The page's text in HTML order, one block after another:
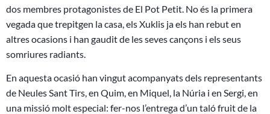
dos membres protagonistes de El Pot Petit. No és la primera
vegada que trepitgen la casa, els Xuklis ja els han rebut en
altres ocasions i han gaudit de les seves cançons i els seus
somriures radiants.
En aquesta ocasió han vingut acompanyats dels representants
de Neules Sant Tirs, en Quim, en Miquel, la Núria i en Sergi, en
una missió molt especial: fer-nos l’entrega d’un taló fruit de la